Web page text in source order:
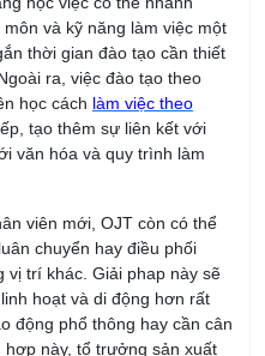
môn và kỹ năng làm việc một
thời gian đào tạo cần thiết
ra, việc đào tạo theo
học cách làm việc theo
tạo thêm sự liên kết với
văn hóa và quy trình làm
viên mới, OJT còn có thể
chuyển hay điều phối
vị trí khác. Giải phap này sẽ
hoạt và di động hơn rất
động phổ thông hay cần cân
này, tổ trưởng sản xuất